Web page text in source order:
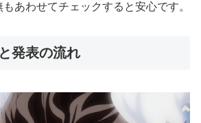
あわせてチェックすると安心です。
発表の流れ